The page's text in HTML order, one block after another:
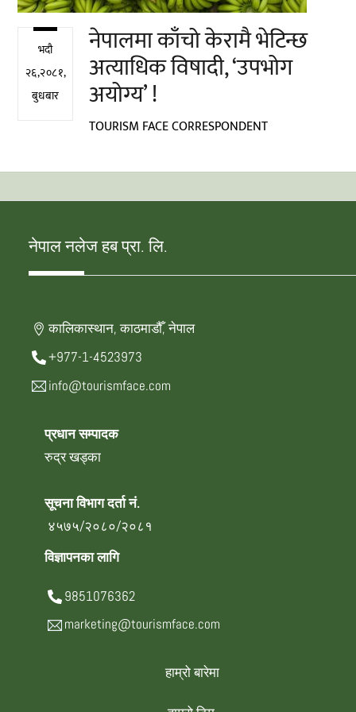
भदौ
२६,२०८१,
बुधबार
नेपालमा काँचो केरामै भेटिन्छ
अत्याधिक विषादी, ‘उपभोग
अयोग्य’ !
TOURISM FACE CORRESPONDENT
नेपाल नलेज हब प्रा. लि.
कालिकास्थान, काठमाडौँ, नेपाल
+977-1-4523973
info@tourismface.com
प्रधान सम्पादक
रुद्र खड्का
सूचना विभाग दर्ता नं.
४५७५/२०८०/२०८१
विज्ञापनका लागि
9851076362
marketing@tourismface.com
हाम्रो बारेमा